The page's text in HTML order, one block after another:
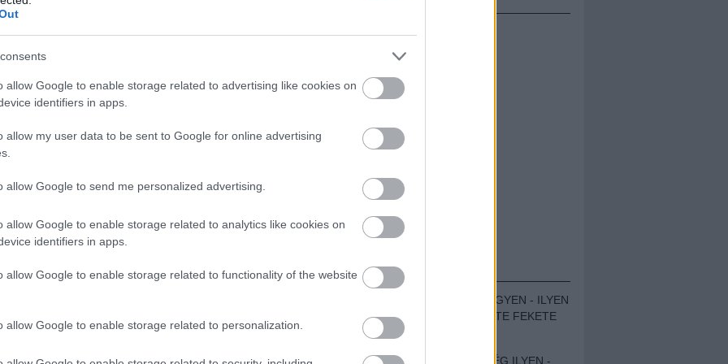
allow Google to enable storage related to advertising like cookies on
identifiers in apps.
allow my user data to be sent to Google for online advertising
allow Google to send me personalized advertising.
allow Google to enable storage related to analytics like cookies on
identifiers in apps.
allow Google to enable storage related to functionality of the website
allow Google to enable storage related to personalization.
a Lángoló!
is alakulhat, DJ Shadow klipjében csúnyán
egy légzészavaros katona, az Evanescence
Monkeys új videójában egy balhés szerelmespárt
a Biorobot zenekar pedig mobiltelefonnal
TOVÁBB
biorobot
BESZÁMOLÓK
ZENÉS TÁBOR A HEGYEN - ILYEN
VOLT A VÍRUS SZÜLTE FEKETE
ZAJ FESZTIVÁL
SOHA NEM VOLT MÉG ILYEN -